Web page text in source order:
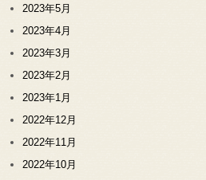
2023年5月
2023年4月
2023年3月
2023年2月
2023年1月
2022年12月
2022年11月
2022年10月